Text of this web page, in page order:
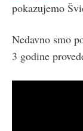
pokazujemo
Nedavno smo
3 godine